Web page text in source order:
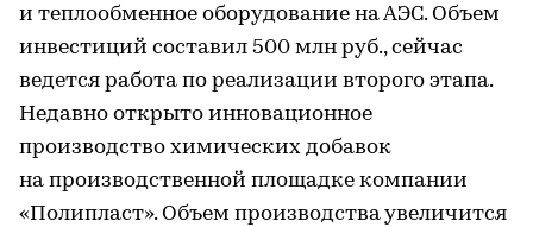
и теплообменное оборудование на АЭС. Объем
инвестиций составил 500 млн руб., сейчас
ведется работа по реализации второго этапа.
Недавно открыто инновационное
производство химических добавок
на производственной площадке компании
«Полипласт». Объем производства увеличится